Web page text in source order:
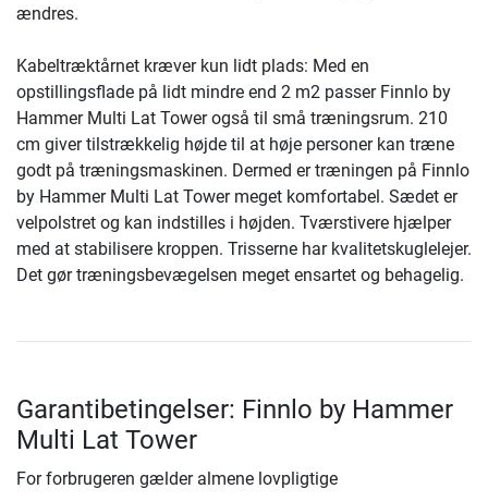
ændres.
Kabeltræktårnet kræver kun lidt plads: Med en
opstillingsflade på lidt mindre end 2 m2 passer Finnlo by
Hammer Multi Lat Tower også til små træningsrum. 210
cm giver tilstrækkelig højde til at høje personer kan træne
godt på træningsmaskinen. Dermed er træningen på Finnlo
by Hammer Multi Lat Tower meget komfortabel. Sædet er
velpolstret og kan indstilles i højden. Tværstivere hjælper
med at stabilisere kroppen. Trisserne har kvalitetskuglelejer.
Det gør træningsbevægelsen meget ensartet og behagelig.
Garantibetingelser: Finnlo by Hammer
Multi Lat Tower
For forbrugeren gælder almene lovpligtige